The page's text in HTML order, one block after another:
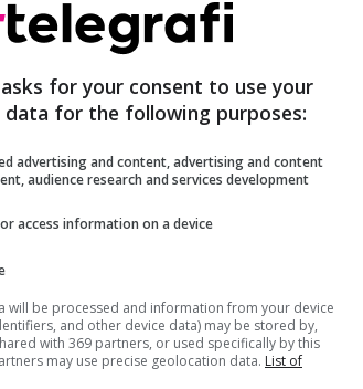
e Salahut në Ligën
Salah, arrin marrëveshje
for your consent to use your
data for the following purposes:
advertising and content, advertising and content
audience research and services development
access information on a device
will be processed and information from your device
and other device data) may be stored by,
with 369 partners, or used specifically by this
may use precise geolocation data. List of